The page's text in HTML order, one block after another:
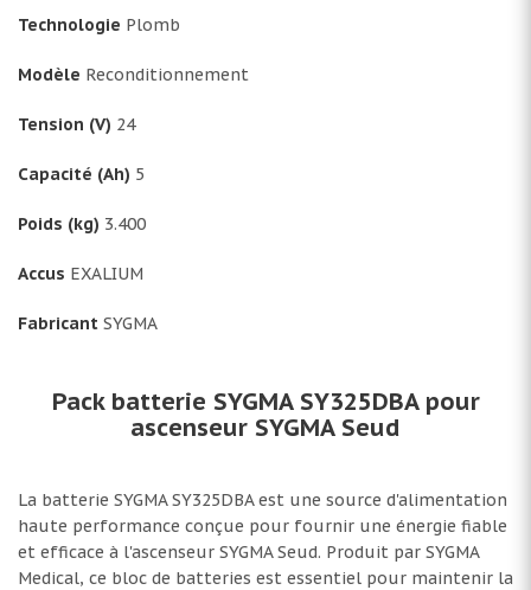
Technologie Plomb
Modèle Reconditionnement
Tension (V) 24
Capacité (Ah) 5
Poids (kg) 3.400
Accus EXALIUM
Fabricant SYGMA
Pack batterie SYGMA SY325DBA pour
ascenseur SYGMA Seud
La batterie SYGMA SY325DBA est une source d'alimentation
haute performance conçue pour fournir une énergie fiable
et efficace à l'ascenseur SYGMA Seud. Produit par SYGMA
Medical, ce bloc de batteries est essentiel pour maintenir la